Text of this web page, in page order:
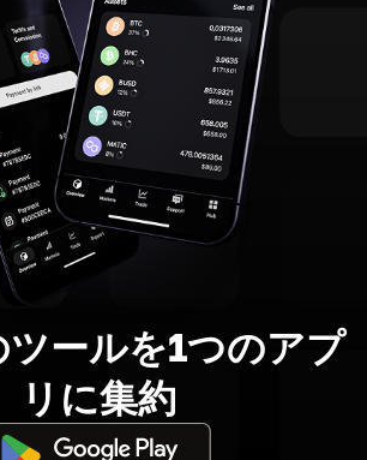
ールを1つのアプ
リに集約